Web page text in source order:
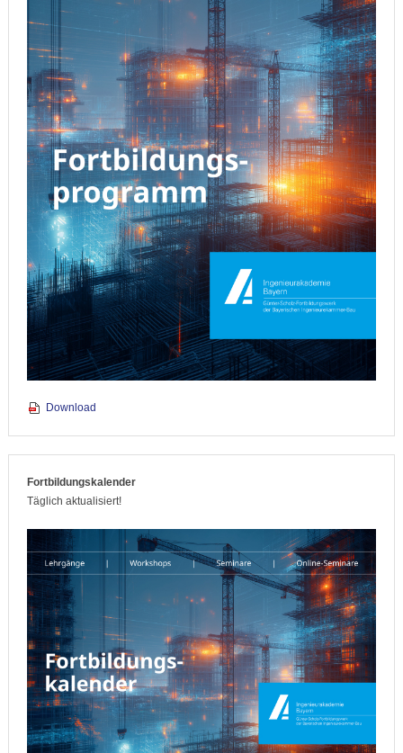
Download
Fortbildungskalender
Täglich aktualisiert!